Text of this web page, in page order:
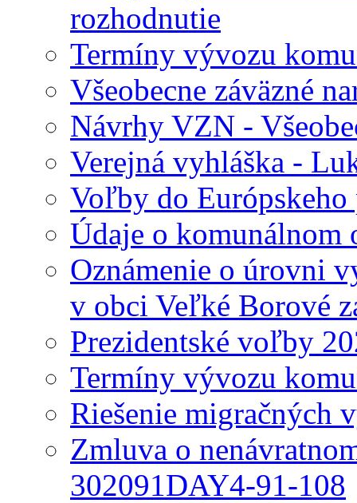
rozhodnutie
Termíny vývozu
Všeobecne záväzné
Návrhy VZN -
Verejná vyhláška -
Voľby do Európskeho
Údaje o komunálnom
Oznámenie o úrovni
v obci Veľké Borové
Prezidentské voľby
Termíny vývozu
Riešenie migračných
Zmluva o
302091DAY4-91-108